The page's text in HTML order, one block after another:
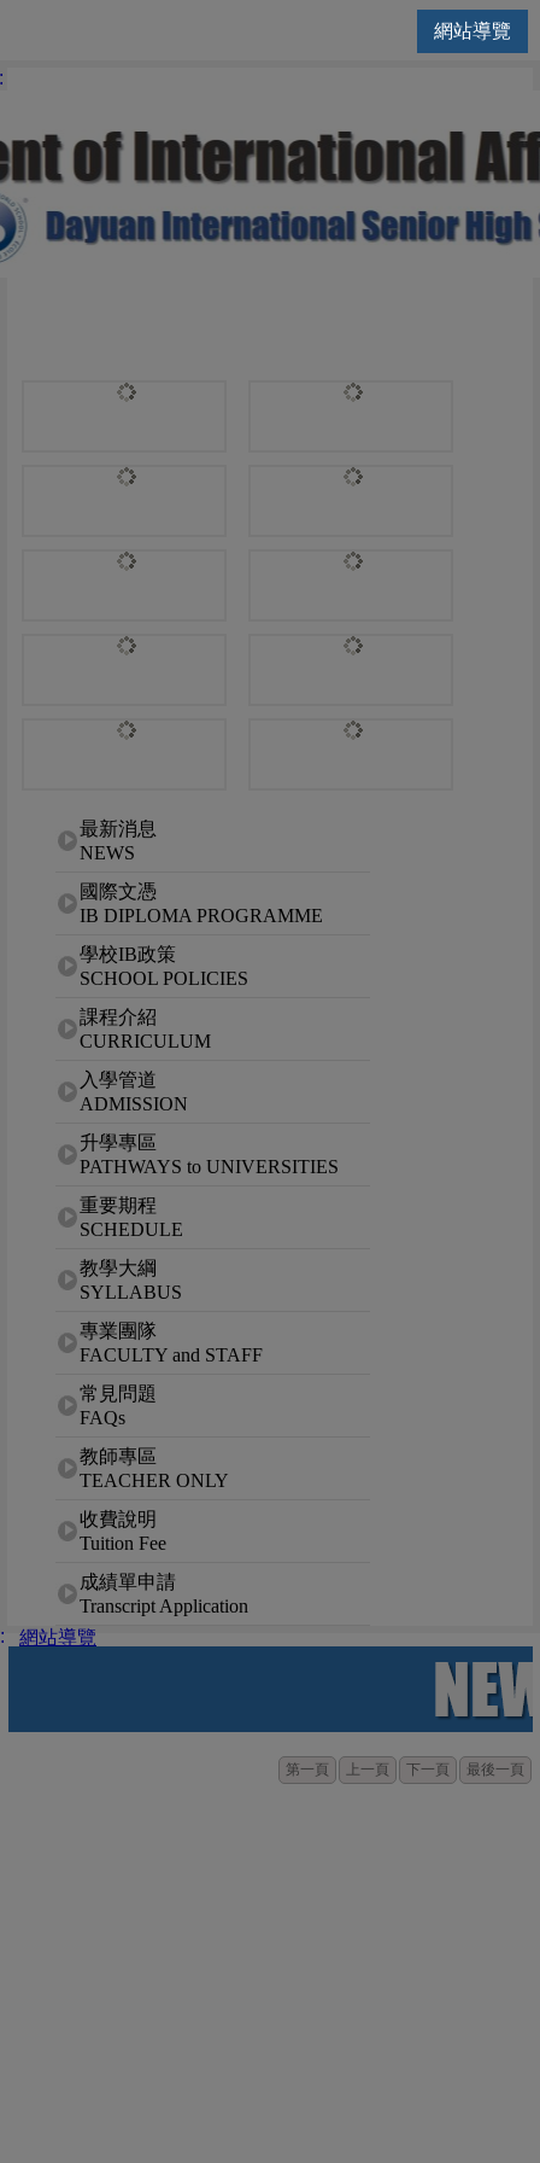
網站導覽
國際交流處 | 教學大綱
網站選單最新消息
NEWS
國際文憑
IB DIPLOMA PROGRAMME
學校IB政策
SCHOOL POLICIES
課程介紹
CURRICULUM
入學管道
ADMISSION
升學專區
PATHWAYS to UNIVERSITIES
重要期程
SCHEDULE
教學大綱
SYLLABUS
專業團隊
FACULTY and STAFF
常見問題
FAQs
教師專區
TEACHER ONLY
收費說明
Tuition Fee
成績單申請
Transcript Application
網站導覽
第一頁 上一頁 下一頁 最後一頁